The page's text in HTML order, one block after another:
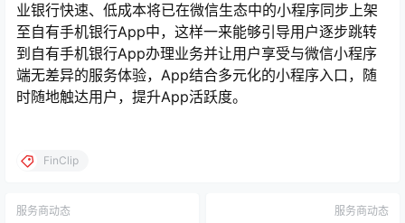
业银行快速、低成本将已在微信生态中的小程序同步上架
至自有手机银行App中，这样一来能够引导用户逐步跳转
到自有手机银行App办理业务并让用户享受与微信小程序
端无差异的服务体验，App结合多元化的小程序入口，随
时随地触达用户，提升App活跃度。
FinClip
服务商动态 服务商动态